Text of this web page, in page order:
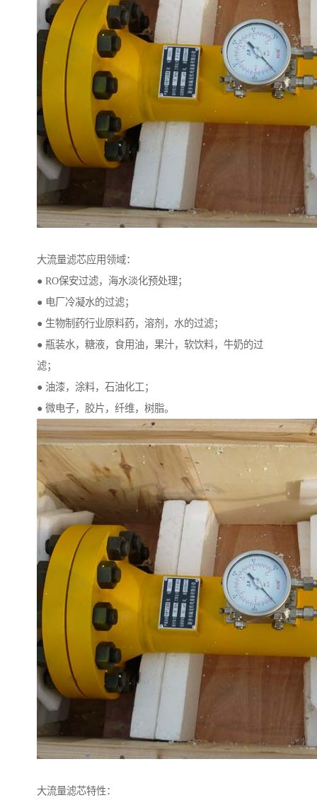
大流量滤芯应用领域：
● RO保安过滤，海水淡化预处理；
● 电厂冷凝水的过滤；
● 生物制药行业原料药，溶剂，水的过滤；
● 瓶装水，糖液，食用油，果汁，软饮料，牛奶的过
滤；
● 油漆，涂料，石油化工；
● 微电子，胶片，纤维，树脂。
大流量滤芯特性：